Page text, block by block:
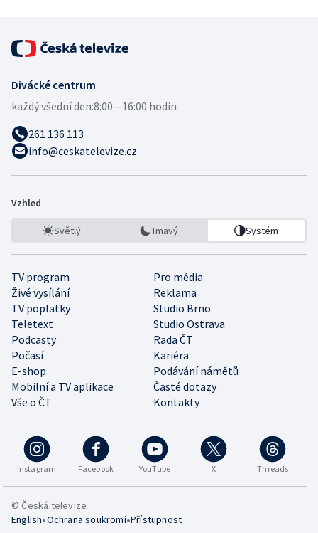
Divácké centrum
každý všední den:8:00—16:00 hodin
261 136 113
info@ceskatelevize.cz
Vzhled
Světlý Tmavý Systém
TV program
Pro média
Živé vysílání
Reklama
TV poplatky
Studio Brno
Teletext
Studio Ostrava
Podcasty
Rada ČT
Počasí
Kariéra
E-shop
Podávání námětů
Mobilní a TV aplikace
Časté dotazy
Vše o ČT
Kontakty
Instagram Facebook YouTube X Threads
© Česká televize
English•Ochrana soukromí•Přístupnost